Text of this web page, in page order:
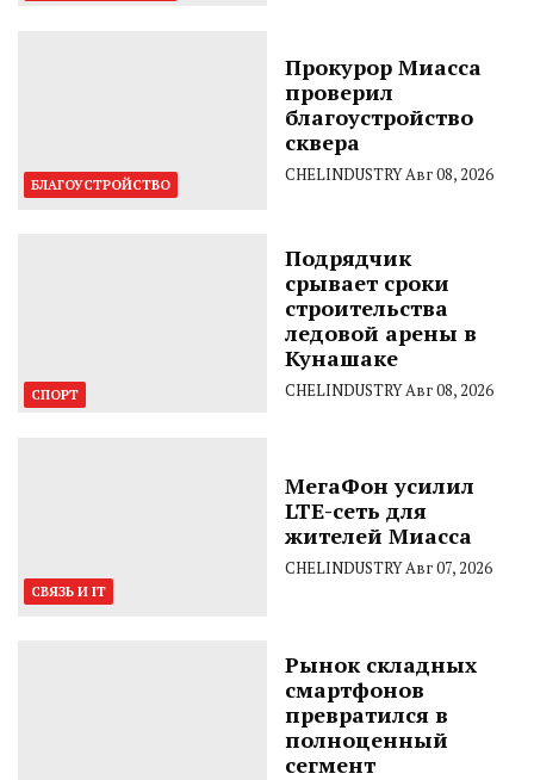
БЛАГОУСТРОЙСТВО
Прокурор Миасса
проверил
благоустройство
сквера
CHELINDUSTRYАвг 08, 2026
СПОРТ
Подрядчик
срывает сроки
строительства
ледовой арены в
Кунашаке
CHELINDUSTRYАвг 08, 2026
СВЯЗЬ И IT
МегаФон усилил
LTE-сеть для
жителей Миасса
CHELINDUSTRYАвг 07, 2026
Рынок складных
смартфонов
превратился в
полноценный
сегмент